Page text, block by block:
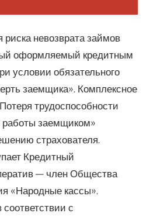
риска невозврата займов
оформляемый кредитным
условии обязательного
заемщика». Комплексное
трудоспособности
заемщиком»
страхователя.
Кредитный
— член Общества
«Народные кассы».
с